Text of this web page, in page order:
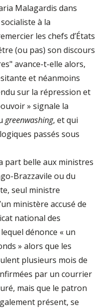
Malagardis dans
à la
les chefs d’États
(ou pas) son discours
avance-t-elle alors,
et néanmoins
sur la répression et
» signale la
greenwashing, et qui
passés sous
part belle aux ministres
Brazzavile ou du
seul ministre
ministère accusé de
national des
dénonce « un
» alors que les
plusieurs mois de
par un courrier
mais que le patron
présent, se